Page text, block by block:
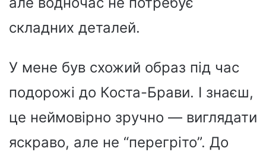
складних деталей.
У мене був схожий образ під час
подорожі до Коста-Брави. І знаєш,
це неймовірно зручно — виглядати
яскраво, але не “перегріто”. До